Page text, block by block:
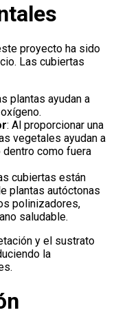
proyecto ha sido
Las cubiertas
plantas ayudan a
: Al proporcionar una
vegetales ayudan a
como fuera
cubiertas están
plantas autóctonas
polinizadores,
saludable.
y el sustrato
la